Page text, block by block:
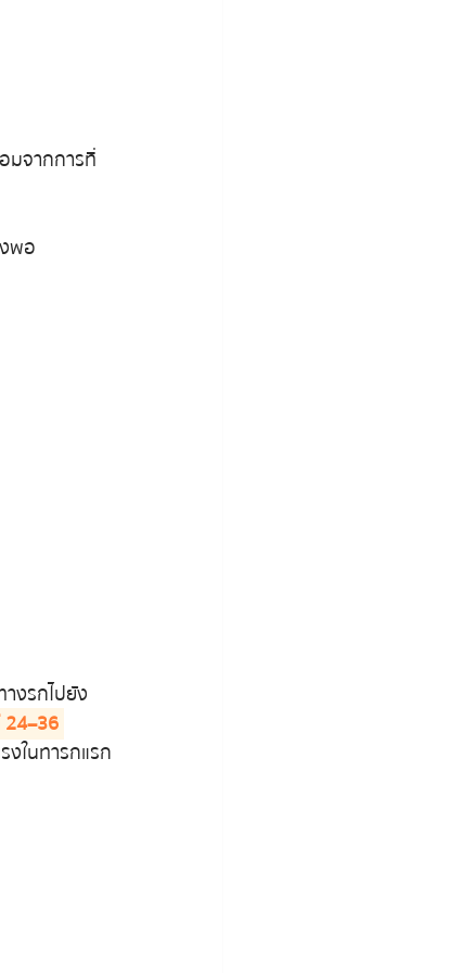
มจากการที่
พอ
งรกไปยัง
ในทารกแรก